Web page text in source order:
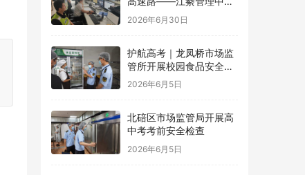
团支部开展反诈宣传活动
2026年6月30日
护航高考｜龙凤桥市场监
管所开展校园食品安全专
项检查
2026年6月5日
北碚区市场监管局开展高
中考考前安全检查
2026年6月5日